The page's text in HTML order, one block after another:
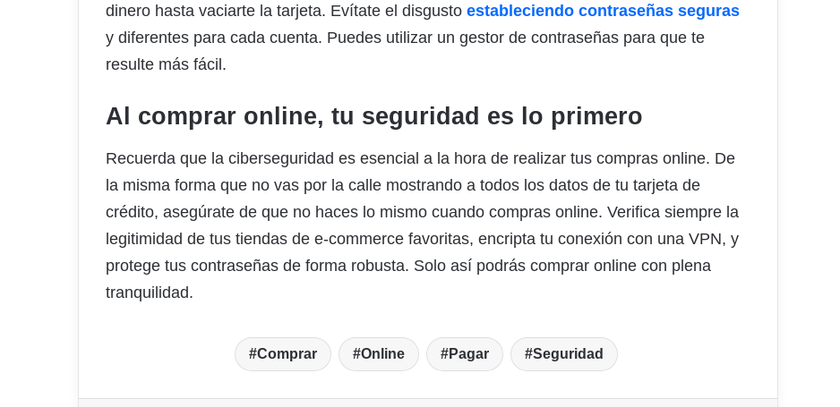
dinero hasta vaciarte la tarjeta. Evítate el disgusto estableciendo contraseñas seguras
y diferentes para cada cuenta. Puedes utilizar un gestor de contraseñas para que te
resulte más fácil.
Al comprar online, tu seguridad es lo primero
Recuerda que la ciberseguridad es esencial a la hora de realizar tus compras online. De
la misma forma que no vas por la calle mostrando a todos los datos de tu tarjeta de
crédito, asegúrate de que no haces lo mismo cuando compras online. Verifica siempre la
legitimidad de tus tiendas de e-commerce favoritas, encripta tu conexión con una VPN, y
protege tus contraseñas de forma robusta. Solo así podrás comprar online con plena
tranquilidad.
Comprar Online Pagar Seguridad